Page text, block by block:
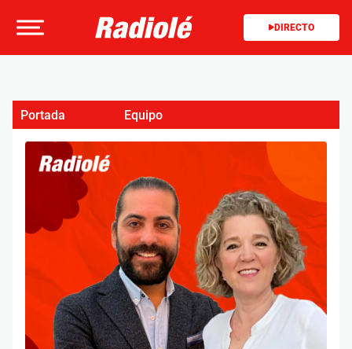
DIRECTO
Portada Equipo